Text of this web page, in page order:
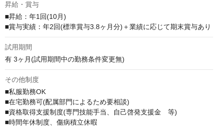
昇給・賞与
■昇給：年1回(10月)
■賞与実績：年2回(標準賞与3.8ヶ月分)＋業績に応じて期末賞与あり
試用期間
有 3ヶ月(試用期間中の勤務条件変更無)
その他制度
■私服勤務OK
■在宅勤務可(配属部門によるため要相談)
■資格取得支援制度(専門技能手当、自己啓発支援金　等)
■時間年休制度、傷病積立休暇